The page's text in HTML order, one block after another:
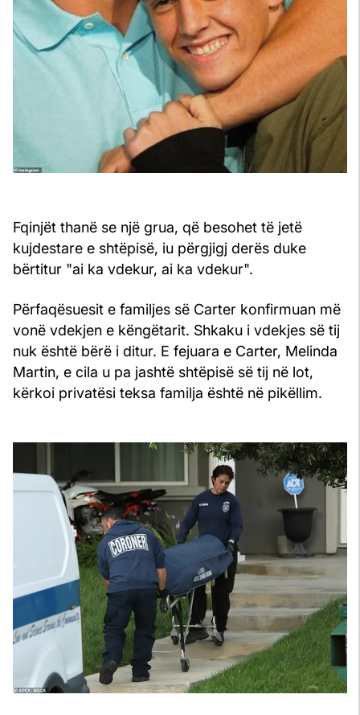
Fqinjët thanë se një grua, që besohet të jetë
kujdestare e shtëpisë, iu përgjigj derës duke
bërtitur "ai ka vdekur, ai ka vdekur".
Përfaqësuesit e familjes së Carter konfirmuan më
vonë vdekjen e këngëtarit. Shkaku i vdekjes së tij
nuk është bërë i ditur. E fejuara e Carter, Melinda
Martin, e cila u pa jashtë shtëpisë së tij në lot,
kërkoi privatësi teksa familja është në pikëllim.